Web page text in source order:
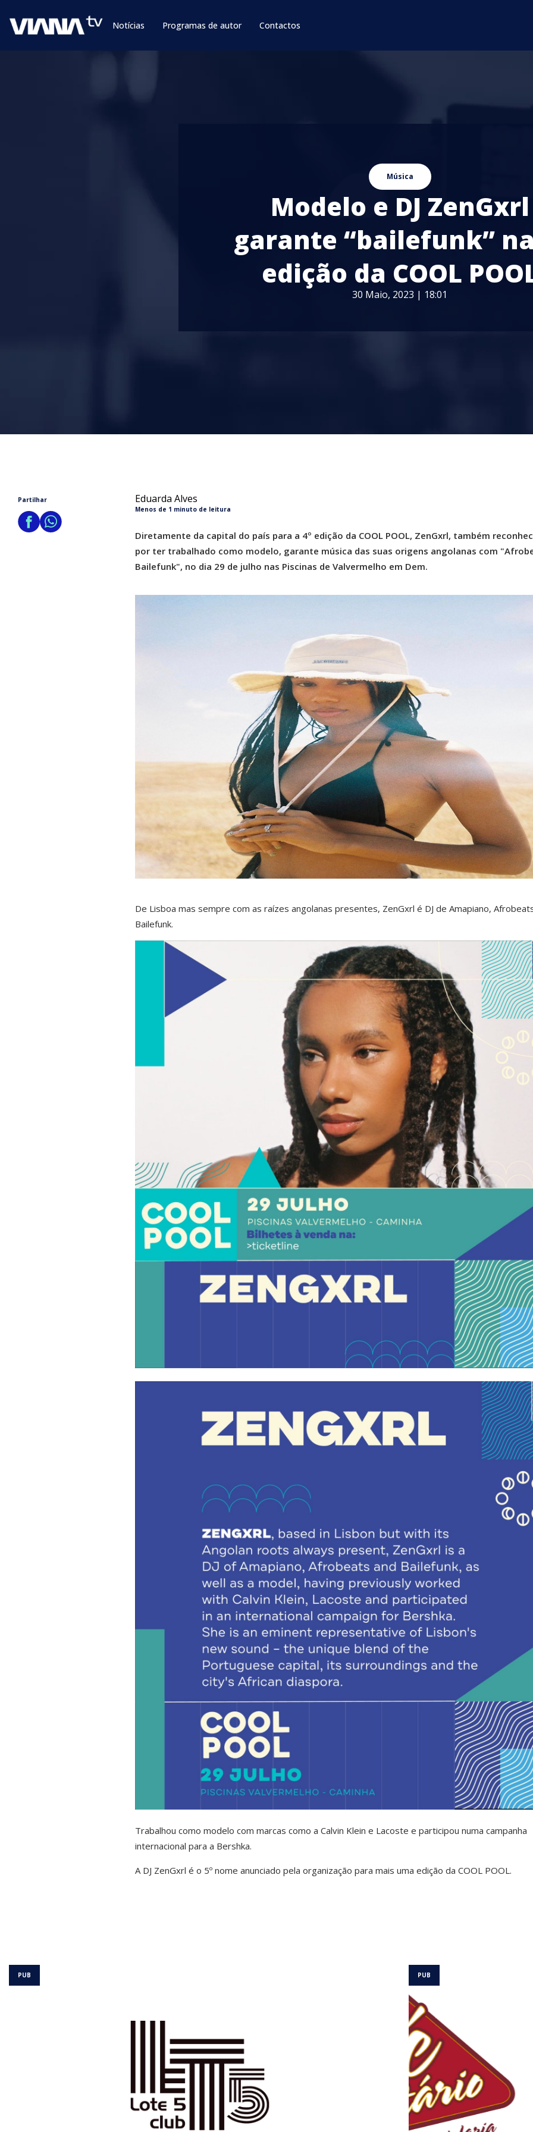
Notícias Programas de autor Contactos
Música
Modelo e DJ ZenGxrl
garante “bailefunk”
edição da COOL
30 Maio, 2023 | 18:01
Partilhar Eduarda Alves
Menos de 1 minuto de leitura
Diretamente da capital do país para a 4º edição da COOL POOL, ZenGxrl, também
por ter trabalhado como modelo, garante música das suas origens angolanas com
Bailefunk", no dia 29 de julho nas Piscinas de Valvermelho em Dem.
De Lisboa mas sempre com as raízes angolanas presentes, ZenGxrl é DJ de Amapiano,
Bailefunk.
Trabalhou como modelo com marcas como a Calvin Klein e Lacoste e participou numa campanha
internacional para a Bershka.
A DJ ZenGxrl é o 5º nome anunciado pela organização para mais uma edição da COOL POOL.